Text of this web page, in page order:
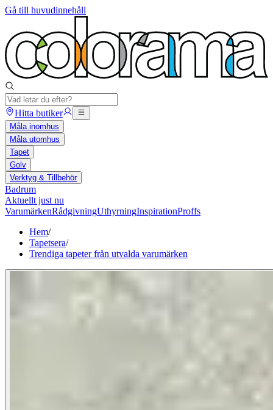
Gå till huvudinnehåll
Hitta butiker
Måla inomhus
Måla utomhus
Tapet
Golv
Verktyg & Tillbehör
Badrum
Aktuellt just nu
VarumärkenRådgivningUthyrningInspirationProffs
Hem/
Tapetsera/
Trendiga tapeter från utvalda varumärken